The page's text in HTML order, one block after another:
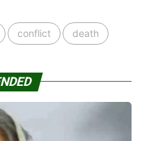
conflict death